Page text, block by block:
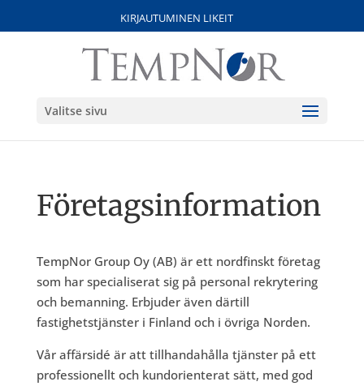
KIRJAUTUMINEN LIKEIT
Valitse sivu
Företagsinformation
TempNor Group Oy (AB) är ett nordfinskt företag
som har specialiserat sig på personal rekrytering
och bemanning. Erbjuder även därtill
fastighetstjänster i Finland och i övriga Norden.
Vår affärsidé är att tillhandahålla tjänster på ett
professionellt och kundorienterat sätt, med god